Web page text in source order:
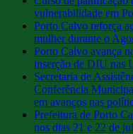
vulnerabilidade em
Porto Calvo reforça
mulher durante o
Porto Calvo avança
inserção de DIU nas
Secretaria de
Conferência
em avanços nas
Prefeitura de Porto
nos dias 21 e 22 de